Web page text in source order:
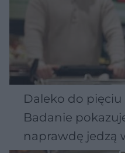
Daleko do
Badanie
naprawdę jedzą